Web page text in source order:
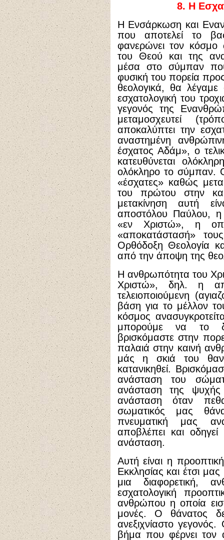
8. Η
Η Ενσάρκωση και
που αποτελεί το
φανερώνει τον
του Θεού και της
μέσα στο σύμπαν
φυσική του πορεία
θεολογικά, θα λέγαμε
εσχατολογική του
γεγονός της
μεταμοσχευτεί
αποκαλύπτει την
αναστημένη
έσχατος Αδάμ», ο
κατευθύνεται
ολόκληρο το σύμπαν.
«έσχατες» καθώς
του πρώτου στην
μετακίνηση αυτή
αποστόλου Παύλου,
«εν Χριστώ», η
«αποκατάστασή»
Ορθόδοξη Θεολογία
από την άποψη της
Η ανθρωπότητα του
Χριστώ», δηλ. η
τελειοποιούμενη
βάση για το μέλλον
κόσμος
μπορούμε να το
βρισκόμαστε στην
παλαιά στην καινή
μάς η σκιά του
κατανικηθεί.
ανάσταση του
ανάσταση της
ανάσταση όταν
σωματικός μας
πνευματική μας
αποβλέπει και
ανάσταση.
Αυτή είναι η
Εκκλησίας και έτσι
μια διαφορετική,
εσχατολογική
ανθρώπου η οποία
μονές. Ο θάνατος
ανεξιχνίαστο
βήμα που φέρνει τον